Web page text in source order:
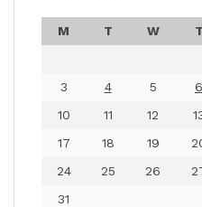
M T W T
3
4 5 6
10
11 12
17
18 19
24
25 26
31